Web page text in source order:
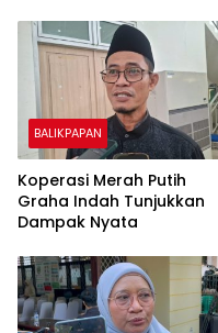
BALIKPAPAN
Koperasi Merah Putih
Graha Indah Tunjukkan
Dampak Nyata